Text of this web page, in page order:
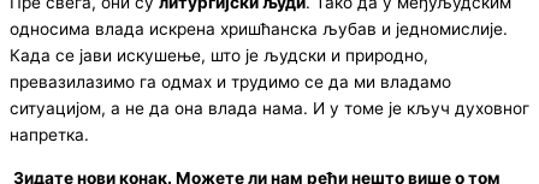
односима влада искрена хришћанска љубав и једномислије.
Када се јави искушење, што је људски и природно,
превазилазимо га одмах и трудимо се да ми владамо
ситуацијом, а не да она влада нама. И у томе је кључ духовног
напретка.
Зидате нови конак. Можете ли нам рећи нешто више о том